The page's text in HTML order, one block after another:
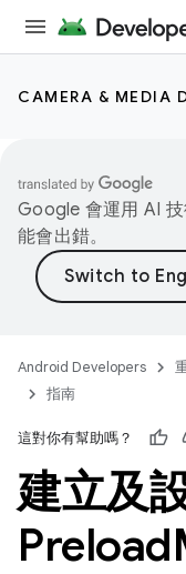
CAMERA & MEDIA
Google 會運用 AI
能會出錯。
Android Developers
指南
這對你有幫助嗎？
建立及
Preload